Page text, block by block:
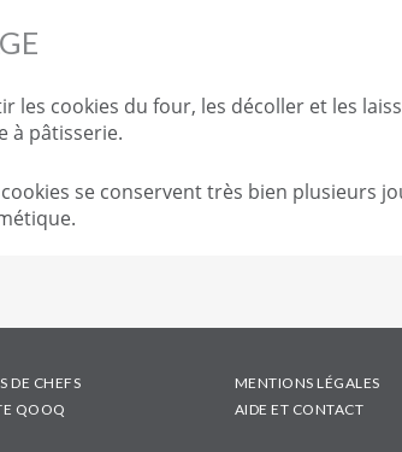
les cookies du four, les décoller et les
à pâtisserie.
cookies se conservent très bien plusieurs
DE CHEFS
MENTIONS LÉGALES
QOOQ
AIDE ET CONTACT